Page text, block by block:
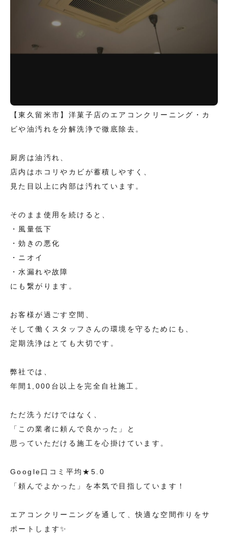
【東久留米市】洋菓子店のエアコンクリーニング・カ
ビや油汚れを分解洗浄で徹底除去。
厨房は油汚れ、
店内はホコリやカビが蓄積しやすく、
見た目以上に内部は汚れています。
そのまま使用を続けると、
・風量低下
・効きの悪化
・ニオイ
・水漏れや故障
にも繋がります。
お客様が過ごす空間、
そして働くスタッフさんの環境を守るためにも、
定期洗浄はとても大切です。
弊社では、
年間1,000台以上を完全自社施工。
ただ洗うだけではなく、
「この業者に頼んで良かった」と
思っていただける施工を心掛けています。
Google口コミ平均★5.0
「頼んでよかった」を本気で目指しています！
エアコンクリーニングを通して、快適な空間作りをサ
ポートします✨